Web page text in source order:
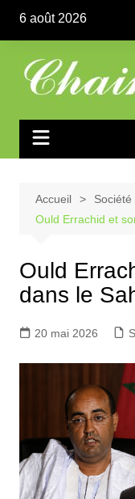
contenu
6 août 2026
Accueil
Société
Ould Errachid et
Ould
dans le
20 mai 2026